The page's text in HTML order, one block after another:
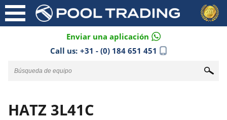
Enviar una aplicación
Call us: +31 - (0) 184 651 451
HATZ 3L41C